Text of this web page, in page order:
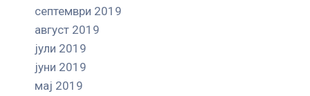
септември 2019
август 2019
јули 2019
јуни 2019
мај 2019